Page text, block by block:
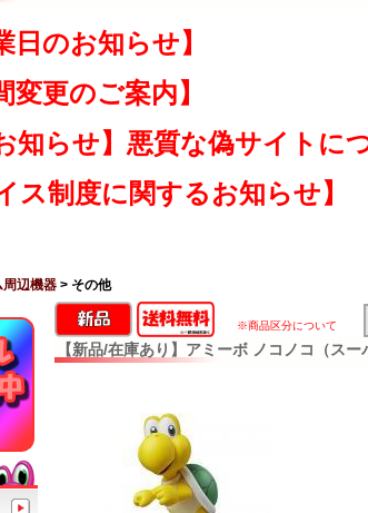
日のお知らせ】
変更のご案内】
知らせ】悪質な偽サイトに
ス制度に関するお知らせ】
周辺機器 > その他
※商品区分について
【新品/在庫あり】アミーボ ノコノコ（ス